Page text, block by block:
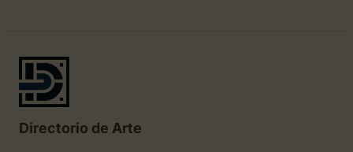
Directorio de Arte